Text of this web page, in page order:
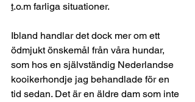
t.o.m farliga situationer.
Ibland handlar det dock mer om ett
ödmjukt önskemål från våra hundar,
som hos en självständig Nederlandse
kooikerhondje jag behandlade för en
tid sedan. Det är en äldre dam som inte